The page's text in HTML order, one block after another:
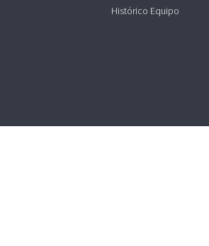
Histórico Equipo